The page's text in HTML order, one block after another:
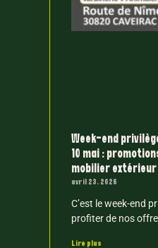
Week-end
10 mai :
mobilier extérieur
avril 23, 2026
C’est le week-end
profiter de nos
Lire plus